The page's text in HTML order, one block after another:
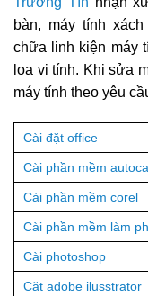
bàn, máy tính
chữa linh kiện máy
loa vi tính. Khi sửa
máy tính theo yêu
Cài đặt office
Cài phần mềm
Cài phần mềm corel
Cài phần mềm làm
Cài photoshop
Cặt adobe ilusstrator